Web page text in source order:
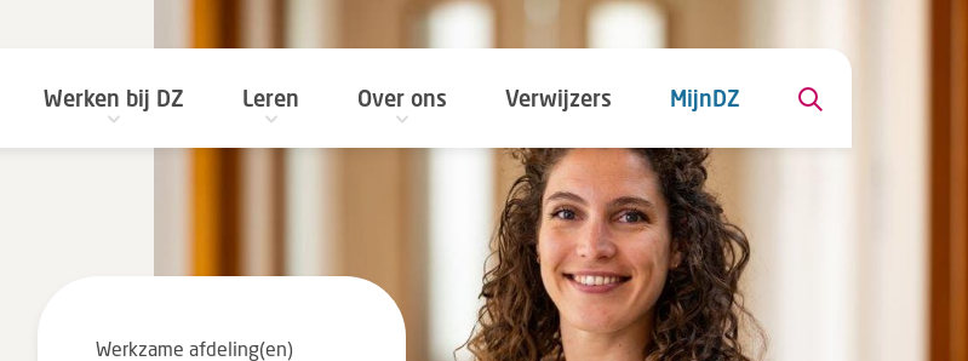
Werken bij DZ Leren Over ons Verwijzers MijnDZ
Werkzame afdeling(en)